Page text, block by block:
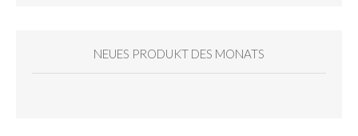
NEUES PRODUKT DES MONATS